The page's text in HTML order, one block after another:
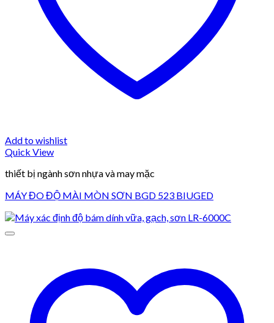
Add to wishlist
Quick View
thiết bị ngành sơn nhựa và may mặc
MÁY ĐO ĐỘ MÀI MÒN SƠN BGD 523 BIUGED